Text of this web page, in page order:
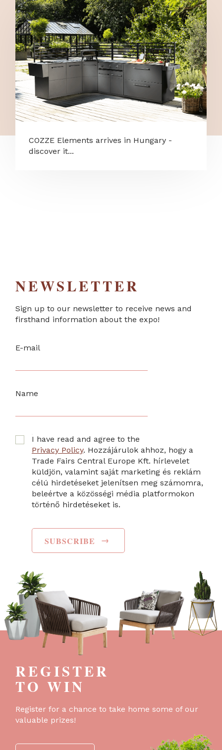
COZZE Elements arrives in Hungary -
discover it...
NEWSLETTER
Sign up to our newsletter to receive news and
firsthand information about the expo!
E-mail
Name
I have read and agree to the
Privacy Policy. Hozzájárulok ahhoz, hogy a
Trade Fairs Central Europe Kft. hírlevelet
küldjön, valamint saját marketing és reklám
célú hirdetéseket jelenítsen meg számomra,
beleértve a közösségi média platformokon
történő hirdetéseket is.
SUBSCRIBE →
REGISTER
TO WIN
Register for a chance to take home some of our
valuable prizes!